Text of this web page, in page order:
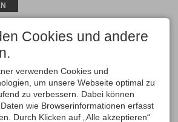
für den gesuchten Zeitraum und
möglichen Anreisetag
>
heute
<
<<
Mittwoch
Donnerstag
Freitag
Cookies und andere
verwenden Cookies und
um unsere Webseite optimal zu
zu verbessern. Dabei können
wie Browserinformationen erfasst
Durch Klicken auf „Alle akzeptieren“